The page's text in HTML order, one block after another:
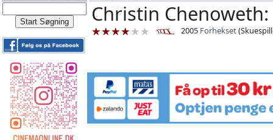
Christin Chenoweth:
2005 Forhekset